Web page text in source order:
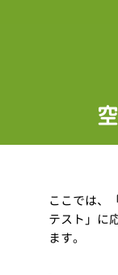
ここでは、
テスト」に
ます。